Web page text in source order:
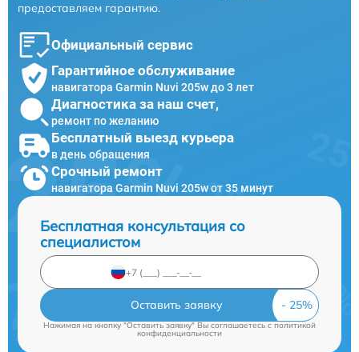
предоставляем гарантию.
Официальный сервис
Гарантийное обслуживание
навигатора Garmin Nuvi 205w до 3 лет
Диагностика за наш счет,
ремонт по желанию
Бесплатный выезд курьера
в день обращения
Срочный ремонт
навигатора Garmin Nuvi 205w от 35 минут
Бесплатная консультация со
специалистом
Оставить заявку
Нажимая на кнопку "Оставить заявку" Вы соглашаетесь cполитикой
конфиденциальности